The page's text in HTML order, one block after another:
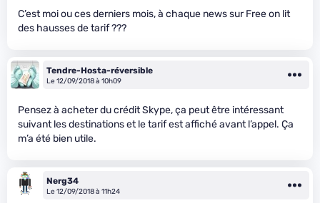
C’est moi ou ces derniers mois, à chaque news sur Free on lit
des hausses de tarif ???
Tendre-Hosta-réversible
Le 12/09/2018 à 10h09
Pensez à acheter du crédit Skype, ça peut être intéressant
suivant les destinations et le tarif est affiché avant l’appel. Ça
m’a été bien utile.
Nerg34
Le 12/09/2018 à 11h24